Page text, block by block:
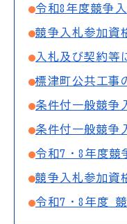
条件付一般競争
条件付一般競争
競争入札参加資